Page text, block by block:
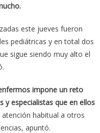
este jueves fueron
pediátricas y en total dos
sigue siendo muy alto el
impone un reto
y especialistas que en ellos
habitual a otros
apuntó.